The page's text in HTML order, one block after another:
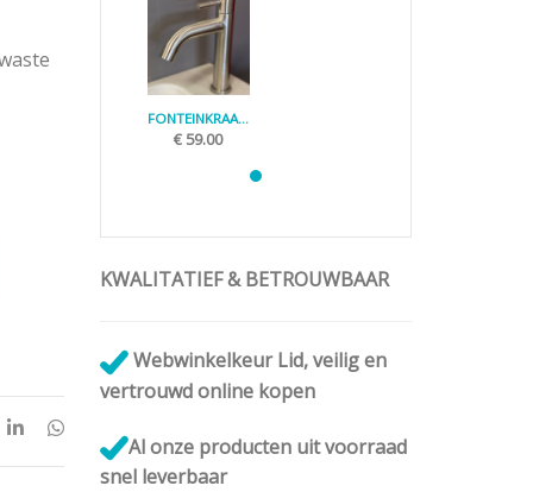
FONTEINKRAAN RVS
€ 59.00
KWALITATIEF & BETROUWBAAR
Webwinkelkeur Lid, veilig en
vertrouwd online kopen
Al onze producten uit voorraad
snel leverbaar